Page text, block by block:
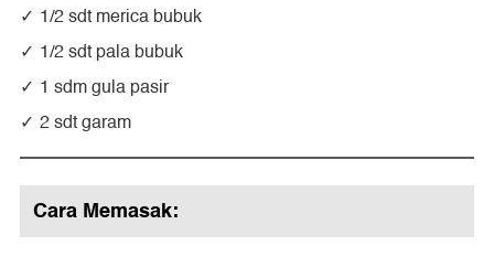
1/2 sdt merica bubuk
1/2 sdt pala bubuk
1 sdm gula pasir
2 sdt garam
Cara Memasak: